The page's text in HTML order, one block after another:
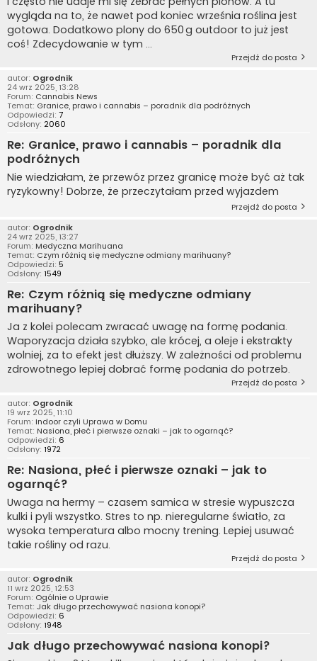
wygląda na to, że nawet pod koniec września roślina jest
gotowa. Dodatkowo plony do 650 g outdoor to już jest
coś! Zdecydowanie w tym ...
Przejdź do posta
autor: Ogrodnik
24 wrz 2025, 13:28
Forum: Cannabis News
Temat: Granice, prawo i cannabis – poradnik dla podróżnych
Odpowiedzi: 7
Odsłony: 2060
Re: Granice, prawo i cannabis – poradnik dla
podróżnych
Nie wiedziałam, że przewóz przez granicę może być aż tak
ryzykowny! Dobrze, że przeczytałam przed wyjazdem
Przejdź do posta
autor: Ogrodnik
24 wrz 2025, 13:27
Forum: Medyczna Marihuana
Temat: Czym różnią się medyczne odmiany marihuany?
Odpowiedzi: 5
Odsłony: 1549
Re: Czym różnią się medyczne odmiany
marihuany?
Ja z kolei polecam zwracać uwagę na formę podania.
Waporyzacja działa szybko, ale krócej, a oleje i ekstrakty
wolniej, za to efekt jest dłuższy. W zależności od problemu
zdrowotnego lepiej dobrać formę podania do potrzeb.
Przejdź do posta
autor: Ogrodnik
19 wrz 2025, 11:10
Forum: Indoor czyli Uprawa w Domu
Temat: Nasiona, płeć i pierwsze oznaki – jak to ogarnąć?
Odpowiedzi: 6
Odsłony: 1972
Re: Nasiona, płeć i pierwsze oznaki – jak to
ogarnąć?
Uwaga na hermy – czasem samica w stresie wypuszcza
kulki i pyli wszystko. Stres to np. nieregularne światło, za
wysoka temperatura albo mocny trening. Lepiej usuwać
takie rośliny od razu.
Przejdź do posta
autor: Ogrodnik
11 wrz 2025, 12:53
Forum: Ogólnie o Uprawie
Temat: Jak długo przechowywać nasiona konopi?
Odpowiedzi: 6
Odsłony: 1948
Jak długo przechowywać nasiona konopi?